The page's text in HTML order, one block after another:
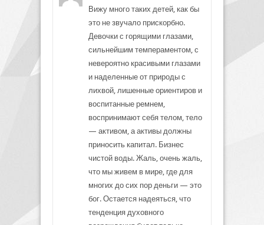
Вижу много таких детей, как бы
это не звучало прискорбно.
Девочки с горящими глазами,
сильнейшим темпераментом, с
невероятно красивыми глазами
и наделенные от природы с
лихвой, лишенные ориентиров и
воспитанные ремнем,
воспринимают себя телом, тело
— активом, а активы должны
приносить капитал. Бизнес
чистой воды. Жаль, очень жаль,
что мы живем в мире, где для
многих до сих пор деньги — это
бог. Остается надеяться, что
тенденция духовного